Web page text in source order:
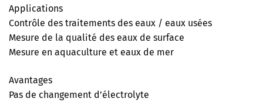
Applications
Contrôle des traitements des eaux / eaux usées
Mesure de la qualité des eaux de surface
Mesure en aquaculture et eaux de mer
Avantages
Pas de changement d’électrolyte